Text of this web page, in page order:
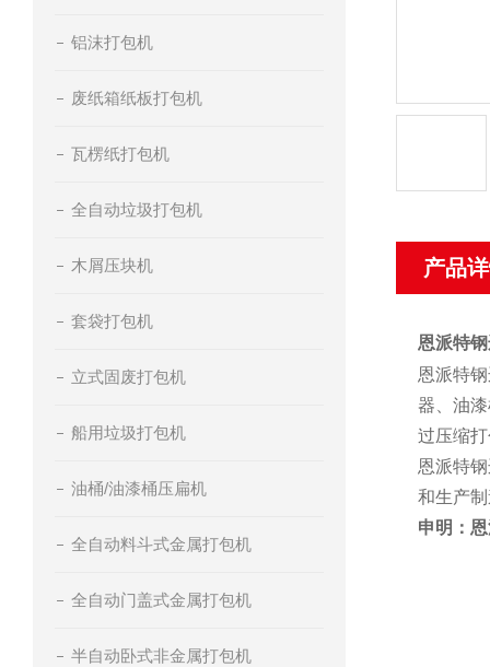
铝沫打包机
废纸箱纸板打包机
瓦楞纸打包机
全自动垃圾打包机
木屑压块机
套袋打包机
立式固废打包机
船用垃圾打包机
油桶/油漆桶压扁机
全自动料斗式金属打包机
全自动门盖式金属打包机
半自动卧式非金属打包机
产品
恩派特
恩派特
器、油
过压缩
恩派特
和生产
申明：